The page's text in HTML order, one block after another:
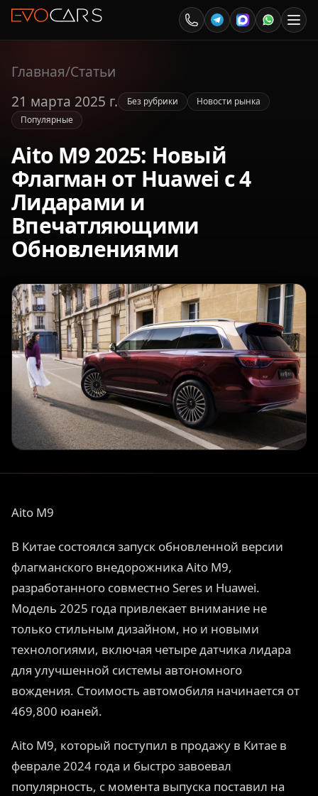
Главная/Статьи
21 марта 2025 г.
Без рубрики
Новости рынка
Популярные
Aito M9 2025: Новый
Флагман от Huawei с 4
Лидарами и
Впечатляющими
Обновлениями
Aito M9
В Китае состоялся запуск обновленной версии
флагманского внедорожника Aito M9,
разработанного совместно Seres и Huawei.
Модель 2025 года привлекает внимание не
только стильным дизайном, но и новыми
технологиями, включая четыре датчика лидара
для улучшенной системы автономного
вождения. Стоимость автомобиля начинается от
469,800 юаней.
Aito M9, который поступил в продажу в Китае в
феврале 2024 года и быстро завоевал
популярность, с момента выпуска поставил на